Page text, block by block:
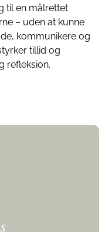
til en målrettet
– uden at kunne
kommunikere og
tillid og
refleksion.